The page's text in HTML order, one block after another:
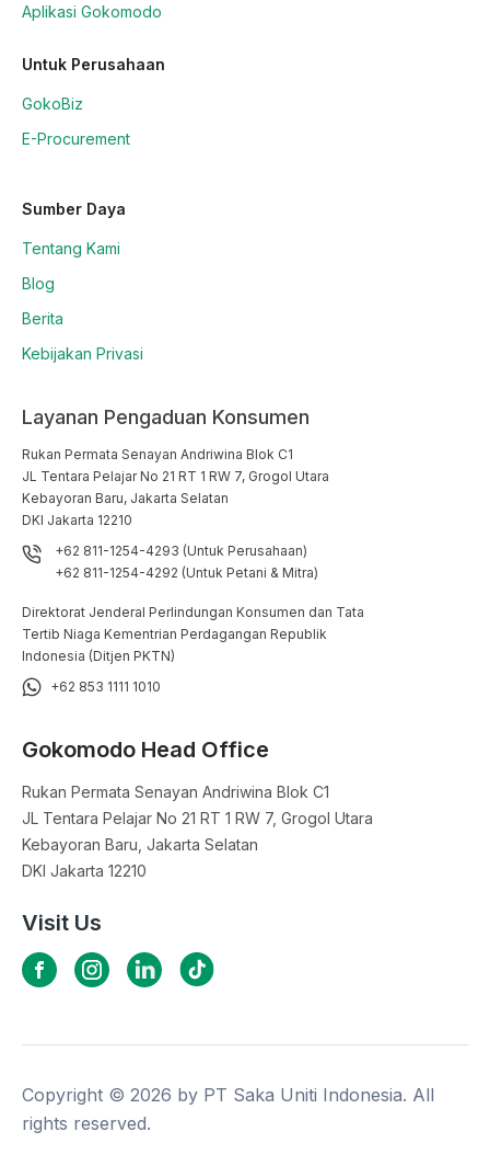
Aplikasi Gokomodo
Untuk Perusahaan
GokoBiz
E-Procurement
Sumber Daya
Tentang Kami
Blog
Berita
Kebijakan Privasi
Layanan Pengaduan Konsumen
Rukan Permata Senayan Andriwina Blok C1
JL Tentara Pelajar No 21 RT 1 RW 7, Grogol Utara
Kebayoran Baru, Jakarta Selatan
DKI Jakarta 12210
+62 811-1254-4293 (Untuk Perusahaan)
+62 811-1254-4292 (Untuk Petani & Mitra)
Direktorat Jenderal Perlindungan Konsumen dan Tata
Tertib Niaga Kementrian Perdagangan Republik
Indonesia (Ditjen PKTN)
+62 853 1111 1010
Gokomodo Head Office
Rukan Permata Senayan Andriwina Blok C1
JL Tentara Pelajar No 21 RT 1 RW 7, Grogol Utara
Kebayoran Baru, Jakarta Selatan
DKI Jakarta 12210
Visit Us
Copyright © 2026 by PT Saka Uniti Indonesia. All
rights reserved.